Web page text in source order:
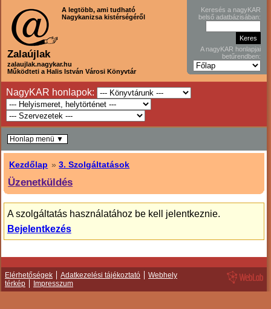
A legtöbb, ami tudható
Nagykanizsa kistérségéről
Zalaújlak
zalaujlak.nagykar.hu
Működteti a Halis István Városi Könyvtár
Keresés a nagyKAR
belső adatbázisában:
A nagyKAR honlapjai
betűrendben:
NagyKAR honlapok:
Kezdőlap »3. Szolgáltatások
Üzenetküldés
A szolgáltatás használatához be kell jelentkeznie.
Bejelentkezés
Honlap menü ▼
Elérhetőségek Adatkezelési tájékoztató
Webhely
térkép
Impresszum